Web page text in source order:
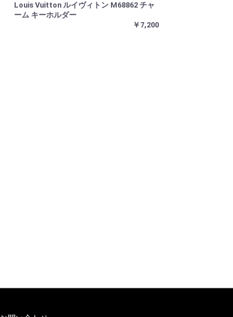
Louis Vuitton ルイヴィトン M68862 チャ
ーム キーホルダー
￥7,200